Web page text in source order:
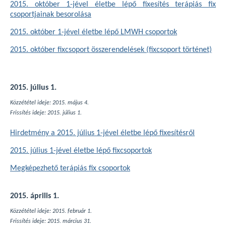
2015. október 1-jével életbe lépő fixesítés terápiás fix
csoportjainak besorolása
2015. október 1-jével életbe lépő LMWH csoportok
2015. október fixcsoport összerendelések (fixcsoport történet)
2015. július 1.
Közzététel ideje: 2015. május 4.
Frissítés ideje: 2015. július 1.
Hirdetmény a 2015. július 1-jével életbe lépő fixesítésről
2015. július 1-jével életbe lépő fixcsoportok
Megképezhető terápiás fix csoportok
2015. április 1.
Közzététel ideje: 2015. február 1.
Frissítés ideje: 2015. március 31.